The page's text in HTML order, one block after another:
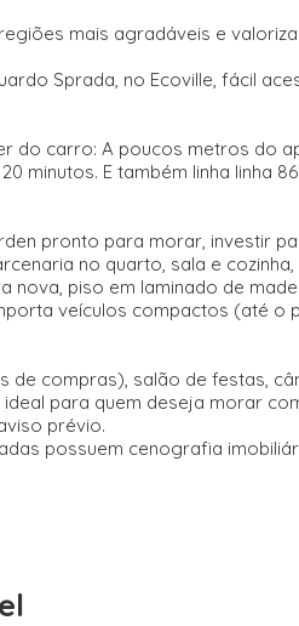
mais agradáveis e
Sprada, no Ecoville, fácil
do carro: A poucos metros do
minutos. E também linha linha
pronto para morar, investir
no quarto, sala e
nova, piso em laminado de
veículos compactos (até o
de compras), salão de festas,
para quem deseja morar
prévio.
possuem cenografia